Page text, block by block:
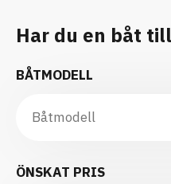
Har du en båt
BÅTMODELL
ÖNSKAT PRIS